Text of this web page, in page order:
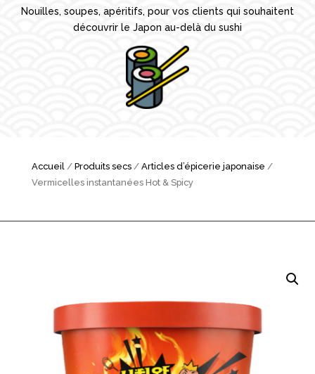
Nouilles, soupes, apéritifs, pour vos clients qui souhaitent
découvrir le Japon au-delà du sushi
Accueil/ Produits secs/ Articles d’épicerie japonaise /
Vermicelles instantanées Hot & Spicy